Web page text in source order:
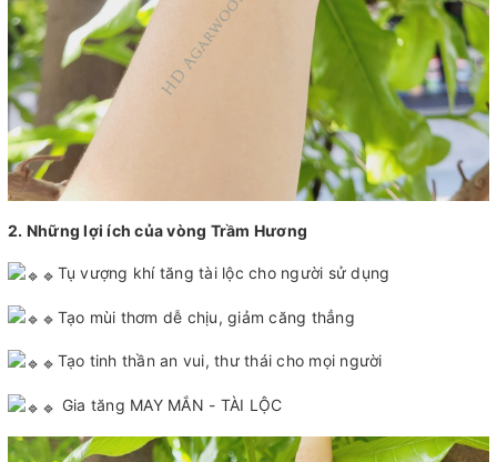
2. Những lợi ích của vòng Trầm Hương
Tụ vượng khí tăng tài lộc cho người sử dụng
Tạo mùi thơm dễ chịu, giảm căng thẳng
Tạo tinh thần an vui, thư thái cho mọi người
Gia tăng MAY MẮN - TÀI LỘC